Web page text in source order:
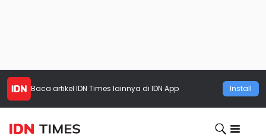
Baca artikel IDN Times lainnya di IDN App Install